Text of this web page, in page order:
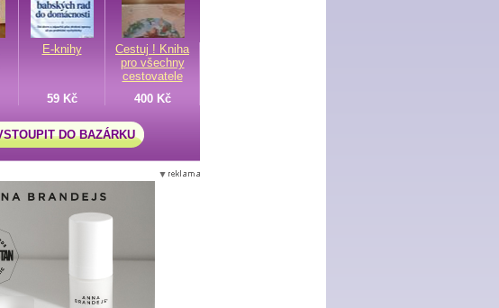
E-knihy
Cestuj ! Kniha
pro všechny
cestovatele
59 Kč 400 Kč
DO BAZÁRKU